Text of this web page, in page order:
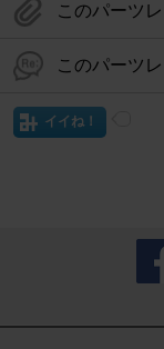
このパーツ
このパーツ
イイね！